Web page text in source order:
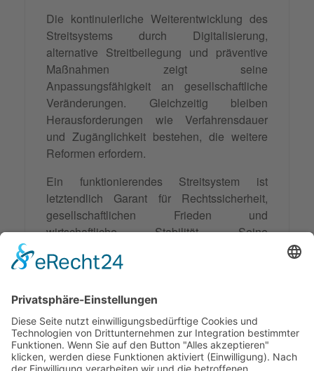
Die kontinuierliche Weiterentwicklung des
Streitsystems durch Digitalisierung,
alternative Streitbeilegung und präventive
Maßnahmen zeigt seine
Anpassungsfähigkeit an gesellschaftliche
Veränderungen. Gleichzeitig bleiben
Herausforderungen wie Verfahrensdauer
und Zugänglichkeit bestehen, die weitere
Reformen erfordern.
Ein funktionierendes Streitsystem ist
letztendlich Garant für Rechtssicherheit,
gesellschaftlichen Frieden und
wirtschaftliche Stabilität. Seine
dabei zu einem kohärenten System, das
als auch moderne alternative
Streitbeilegungsmethoden umfasst und
damit den unterschiedlichen Bedürfnissen
der Rechtsuchenden gerecht wird.